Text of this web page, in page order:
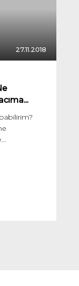
27.11.2018